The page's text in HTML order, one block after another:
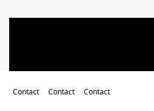
Contact Contact Contact